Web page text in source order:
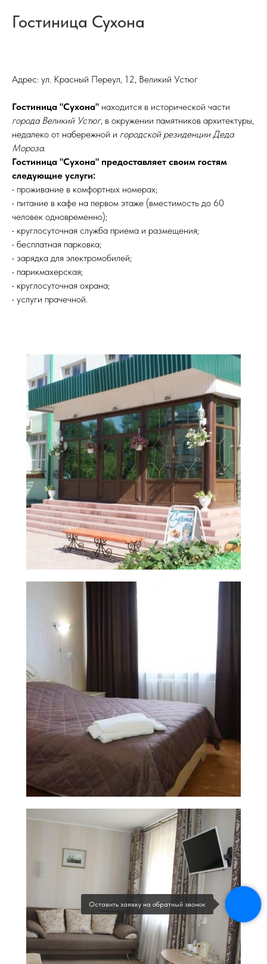
Гостиница Сухона
Адрес: ул. Красный Переул, 12, Великий Устюг
Гостиница "Сухона" находится в исторической части
города Великий Устюг, в окружении памятников архитектуры,
недалеко от набережной и городской резиденции Деда
Мороза.
Гостиница "Сухона" предоставляет своим гостям
следующие услуги:
• проживание в комфортных номерах;
• питание в кафе на первом этаже (вместимость до 60
человек одновременно);
• круглосуточная служба приема и размещения;
• бесплатная парковка;
• зарядка для электромобилей;
• парикмахерская;
• круглосуточная охрана;
• услуги прачечной.
Оставить заявку на обратный звонок